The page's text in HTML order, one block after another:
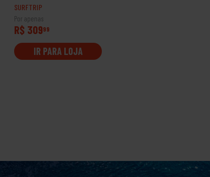
SURFTRIP
Por apenas
R$ 30999
IR PARA LOJA